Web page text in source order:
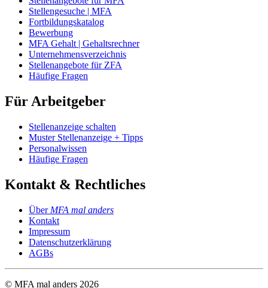
Stellengesuche | MFA
Fortbildungskatalog
Bewerbung
MFA Gehalt | Gehaltsrechner
Unternehmensverzeichnis
Stellenangebote für ZFA
Häufige Fragen
Für Arbeitgeber
Stellenanzeige schalten
Muster Stellenanzeige + Tipps
Personalwissen
Häufige Fragen
Kontakt & Rechtliches
Über MFA mal anders
Kontakt
Impressum
Datenschutzerklärung
AGBs
© MFA mal anders 2026